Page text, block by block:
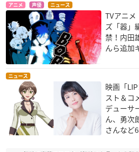
薬師寺涼子の怪奇事
件簿
室町由紀子
ソウルイーター
メデューサ
アリソンとリリア
アリソン（母親時
遙かなる時空の中で
3 紅の月
アニメ 声優 ニュース
TVアニメ
ズ「器」
禁！内田
んら追加
ニュース
映画「
スト＆コ
デューサ
ん、勇次
さんなど